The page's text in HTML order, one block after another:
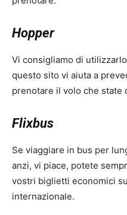
Hopper
Vi consigliamo di
questo sito vi aiuta a
prenotare il volo che state
Flixbus
Se viaggiare in bus per
anzi, vi piace, potete
vostri biglietti economici
internazionale.